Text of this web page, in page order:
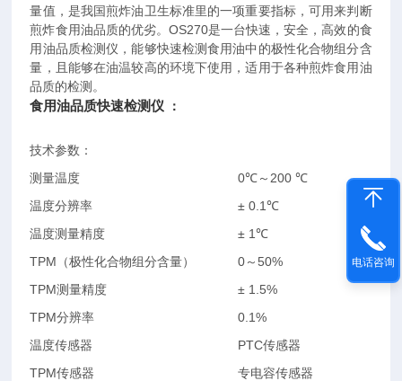
量值，是我国煎炸油卫生标准里的一项重要指标，可用来判断
煎炸食用油品质的优劣。OS270是一台快速，安全，高效的食
用油品质检测仪，能够快速检测食用油中的极性化合物组分含
量，且能够在油温较高的环境下使用，适用于各种煎炸食用油
品质的检测。
食用油品质快速检测仪 ：
技术参数：
测量温度
0℃～200 ℃
温度分辨率
± 0.1℃
温度测量精度
± 1℃
TPM（极性化合物组分含量）
0～50%
TPM测量精度
± 1.5%
TPM分辨率
0.1%
温度传感器
PTC传感器
TPM传感器
专电容传感器
电话咨询